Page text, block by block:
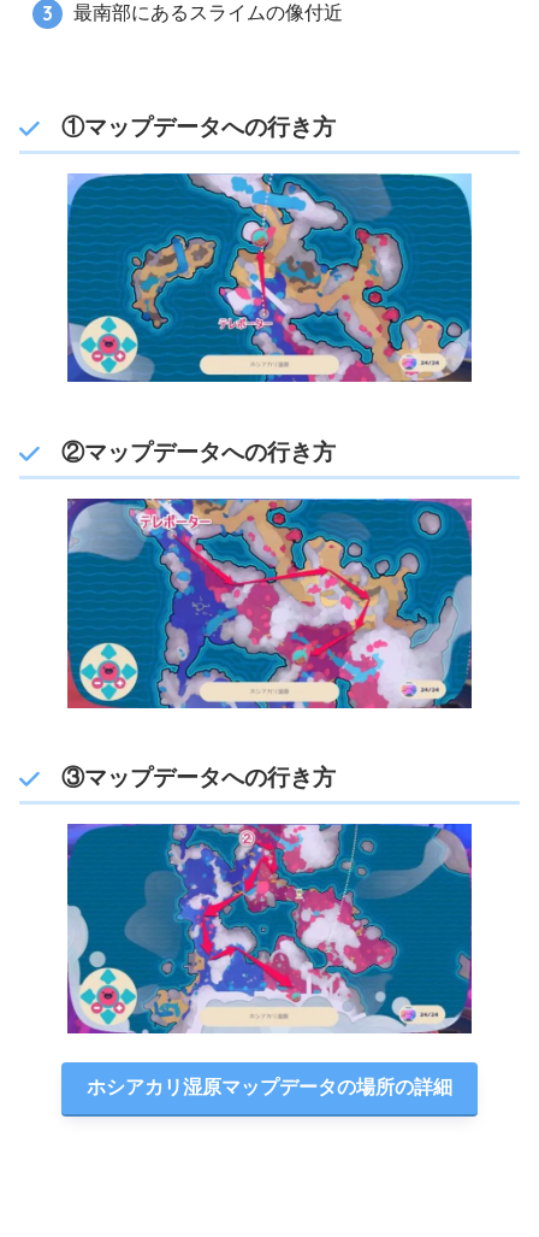
最南部にあるスライムの像付近
①マップデータへの行き方
②マップデータへの行き方
③マップデータへの行き方
ホシアカリ湿原マップデータの場所の詳細